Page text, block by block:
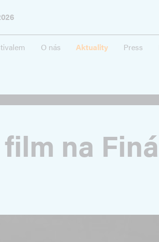
O nás Aktuality Press
na